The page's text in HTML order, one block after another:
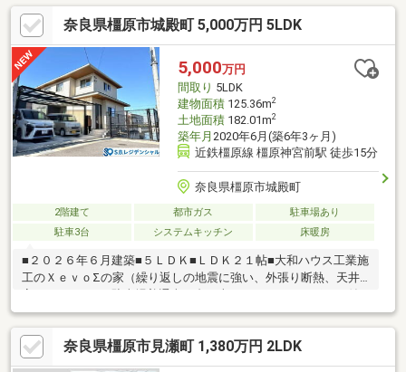
で徒歩８分（約６１３ｍ） ・橿原市立白橿小学校（徒歩６分、約
４２７ｍ） ・橿原市立白橿中学校（徒歩８分、約５９９ｍ）
奈良県橿原市城殿町 5,000万円 5LDK
5,000万円
間取り 5LDK
建物面積125.36m2
土地面積182.01m2
築年月 2020年6月(築6年3ヶ月)
近鉄橿原線 橿原神宮前駅 徒歩15分
奈良県橿原市城殿町
2階建て 都市ガス
駐車場あり
駐車3台
システムキッチン 床暖房
■２０２６年６月建築■５ＬＤＫ■ＬＤＫ２１帖■大和ハウス工業施
工のＸｅｖｏΣの家（繰り返しの地震に強い、外張り断熱、天井
高２．７２ｍ）■駐車場普通車４台（車種による）カーポート付
き■前道道路６．０ｍ■開発分譲地内■太陽光発電システム・蓄電
池搭載■室内大変丁寧にお使いです※デイリーカナートイズミヤ橿
原神宮前店まで徒歩６分（４７８ｍ）※ローソン橿原御坊町店ま
で徒歩８分（５７２ｍ）・橿原市立畝傍北小学校（徒歩１９分、
奈良県橿原市見瀬町 1,380万円 2LDK